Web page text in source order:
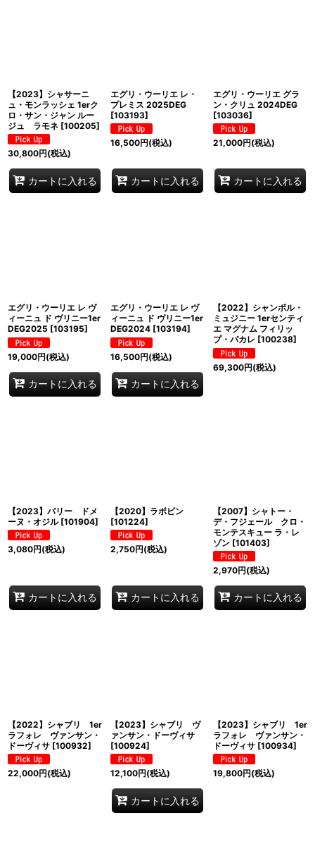
【2023】シャサーニ
ュ・モンラッシェ 1erク
ロ・サン・ジャン ルー
ジュ ラモネ [100205]
30,800円(税込)
カートに入れる
エグリ・ウーリエ レ・
プレミス 2025DEG
[103193]
16,500円(税込)
カートに入れる
エグリ・ウーリエ グラ
ン・クリュ 2024DEG
[103036]
21,000円(税込)
カートに入れる
エグリ・ウーリエ レ ヴ
ィーニュ ド ヴリニー1er
DEG2025 [103195]
19,000円(税込)
カートに入れる
エグリ・ウーリエ レ ヴ
ィーニュ ド ヴリニー1er
DEG2024 [103194]
16,500円(税込)
カートに入れる
【2022】シャンボル・
ミュジニー 1erセンティ
エ マグナム フィリッ
プ・パカレ [100238]
69,300円(税込)
【2023】バリー ドメ
ーヌ・オジル [101904]
3,080円(税込)
カートに入れる
【2020】ラボビン
[101224]
2,750円(税込)
カートに入れる
【2007】シャトー・
デ・フジェール クロ・
モンテスキュー ラ・レ
ゾン [101403]
2,970円(税込)
カートに入れる
【2022】シャブリ 1er
ラフォレ ヴァンサン・
ドーヴィサ [100932]
22,000円(税込)
【2023】シャブリ ヴ
ァンサン・ドーヴィサ
[100924]
12,100円(税込)
カートに入れる
【2023】シャブリ 1er
ラフォレ ヴァンサン・
ドーヴィサ [100934]
19,800円(税込)